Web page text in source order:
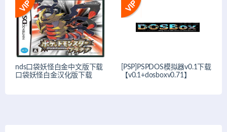
nds口袋妖怪白金中文版下载
口袋妖怪白金汉化版下载
[PSP]PSPDOS模拟器v0.1下载
【v0.1+dosboxv0.71】